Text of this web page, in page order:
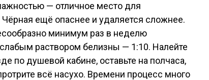
— отличное место для
ещё опаснее и удаляется сложнее.
минимум раз в неделю
раствором белизны — 1:10. Налейте
по душевой кабине, оставьте на полчаса,
всё насухо. Времени процесс много